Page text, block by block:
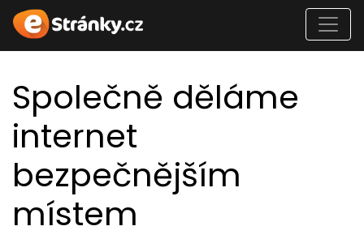
Společně děláme
internet
bezpečnějším
místem